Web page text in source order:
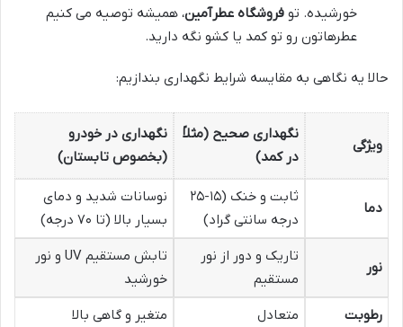
خورشیده. تو فروشگاه عطرآمین، همیشه توصیه می کنیم
عطرهاتون رو تو کمد یا کشو نگه دارید.
حالا یه نگاهی به مقایسه شرایط نگهداری بندازیم:
ویژگی
نگهداری صحیح (مثلاً
در کمد)
نگهداری در خودرو
(بخصوص تابستان)
دما
ثابت و خنک (۱۵-۲۵
درجه سانتی گراد)
نوسانات شدید و دمای
بسیار بالا (تا ۷۰ درجه)
نور
تاریک و دور از نور
مستقیم
تابش مستقیم UV و نور
خورشید
رطوبت
متعادل
متغیر و گاهی بالا